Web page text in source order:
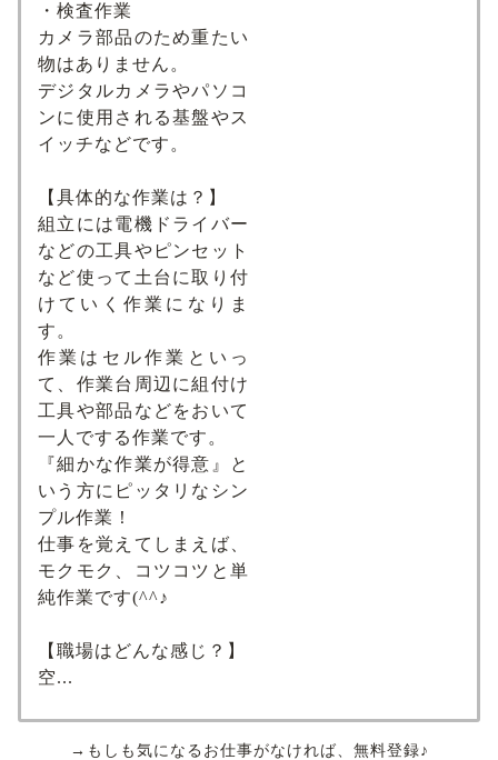
・検査作業
カメラ部品のため重たい
物はありません。
デジタルカメラやパソコ
ンに使用される基盤やス
イッチなどです。
【具体的な作業は？】
組立には電機ドライバー
などの工具やピンセット
など使って土台に取り付
けていく作業になりま
す。
作業はセル作業といっ
て、作業台周辺に組付け
工具や部品などをおいて
一人でする作業です。
『細かな作業が得意』と
いう方にピッタリなシン
プル作業！
仕事を覚えてしまえば、
モクモク、コツコツと単
純作業です(^^♪
【職場はどんな感じ？】
空...
→もしも気になるお仕事がなければ、無料登録♪